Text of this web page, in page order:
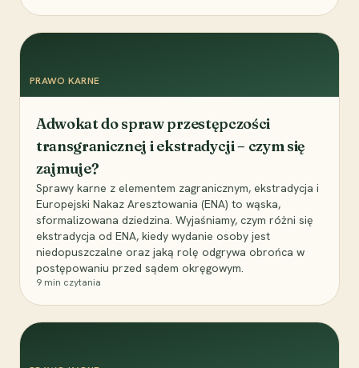
PRAWO KARNE
Adwokat do spraw przestępczości
transgranicznej i ekstradycji – czym się
zajmuje?
Sprawy karne z elementem zagranicznym, ekstradycja i
Europejski Nakaz Aresztowania (ENA) to wąska,
sformalizowana dziedzina. Wyjaśniamy, czym różni się
ekstradycja od ENA, kiedy wydanie osoby jest
niedopuszczalne oraz jaką rolę odgrywa obrońca w
postępowaniu przed sądem okręgowym.
9 min czytania